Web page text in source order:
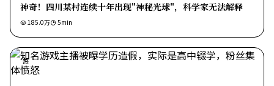
神奇！四川某村连续十年出现"神秘光球"，科学家无法解释
185.0万 5min
热